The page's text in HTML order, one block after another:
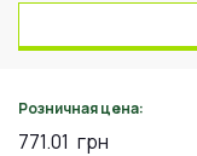
Розничная цена:
771.01 грн